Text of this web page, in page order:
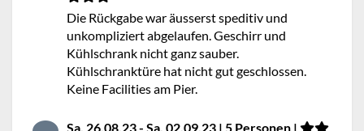
Die Rückgabe war äusserst speditiv und
unkompliziert abgelaufen. Geschirr und
Kühlschrank nicht ganz sauber.
Kühlschranktüre hat nicht gut geschlossen.
Keine Facilities am Pier.
Sa. 26.08.23 - Sa. 02.09.23 | 5 Personen |